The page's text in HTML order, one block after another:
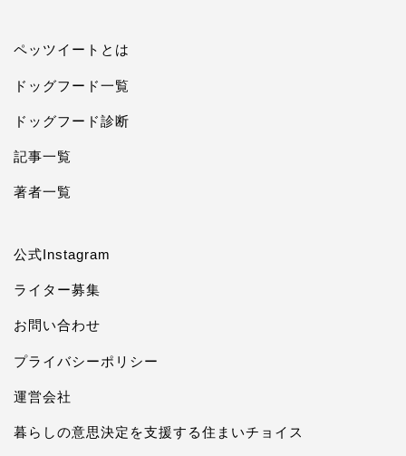
ペッツイートとは
ドッグフード一覧
ドッグフード診断
記事一覧
著者一覧
公式Instagram
ライター募集
お問い合わせ
プライバシーポリシー
運営会社
暮らしの意思決定を支援する住まいチョイス